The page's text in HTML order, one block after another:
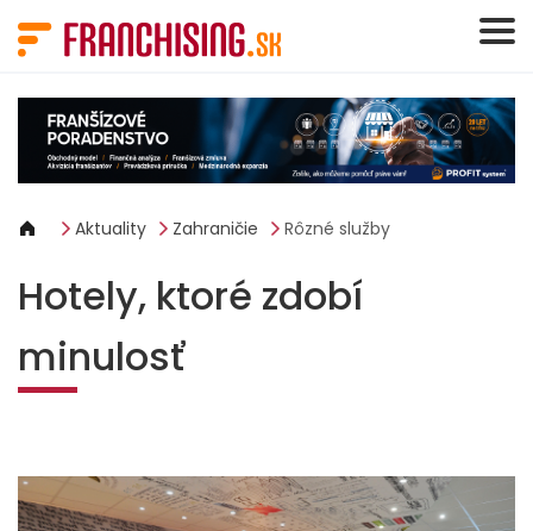
Aktuality Zahraničie Rôzné služby
Hotely, ktoré zdobí
minulosť